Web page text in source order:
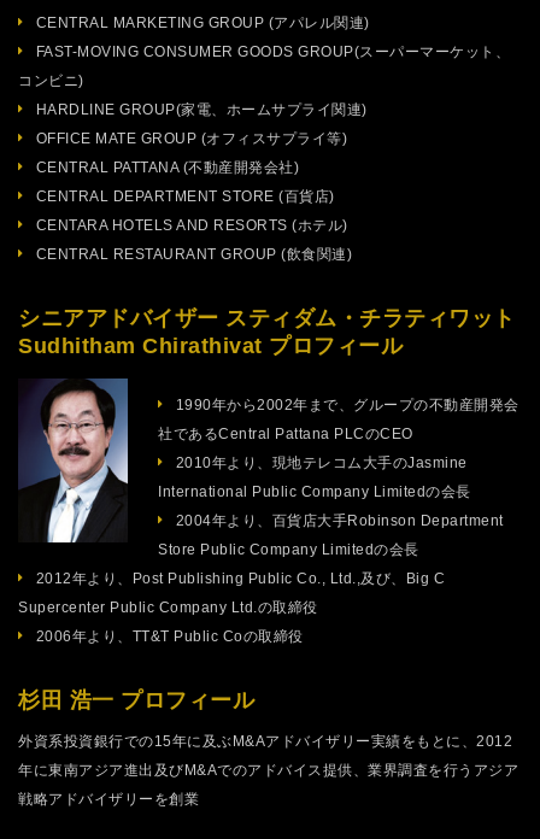
CENTRAL MARKETING GROUP (アパレル関連)
FAST-MOVING CONSUMER GOODS GROUP(スーパーマーケット、
コンビニ)
HARDLINE GROUP(家電、ホームサプライ関連)
OFFICE MATE GROUP (オフィスサプライ等)
CENTRAL PATTANA (不動産開発会社)
CENTRAL DEPARTMENT STORE (百貨店)
CENTARA HOTELS AND RESORTS (ホテル)
CENTRAL RESTAURANT GROUP (飲食関連)
シニアアドバイザー スティダム・チラティワット
Sudhitham Chirathivat プロフィール
1990年から2002年まで、グループの不動産開発会
社であるCentral Pattana PLCのCEO
2010年より、現地テレコム大手のJasmine
International Public Company Limitedの会長
2004年より、百貨店大手Robinson Department
Store Public Company Limitedの会長
2012年より、Post Publishing Public Co., Ltd.,及び、Big C
Supercenter Public Company Ltd.の取締役
2006年より、TT&T Public Coの取締役
杉田 浩一 プロフィール
外資系投資銀行での15年に及ぶM&Aアドバイザリー実績をもとに、2012
年に東南アジア進出及びM&Aでのアドバイス提供、業界調査を行うアジア
戦略アドバイザリーを創業